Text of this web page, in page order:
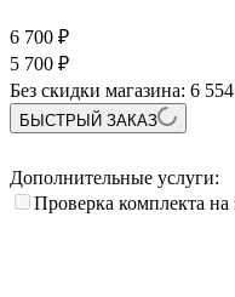
6 700 ₽
5 700 ₽
Без скидки магазина: 6
БЫСТРЫЙ ЗАКАЗ
Дополнительные услуги:
Проверка комплекта на